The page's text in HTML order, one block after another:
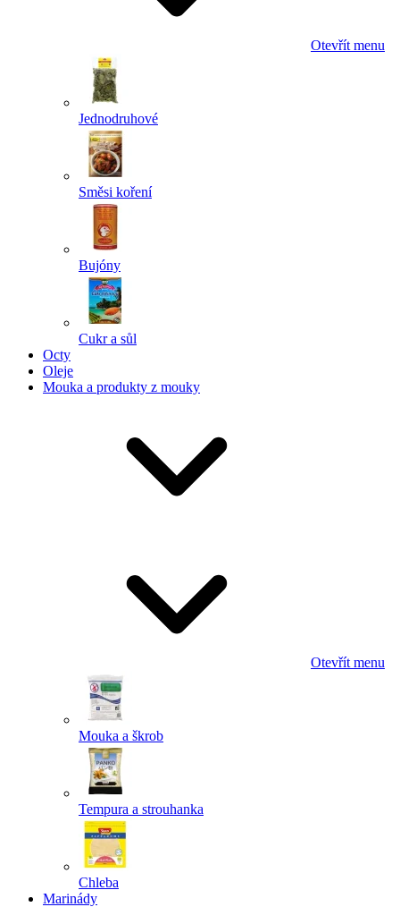
Otevřít menu
Jednodruhové
Směsi koření
Bujóny
Cukr a sůl
Octy
Oleje
Mouka a produkty z mouky
Otevřít menu
Mouka a škrob
Tempura a strouhanka
Chleba
Marinády
Powered by chaterimo